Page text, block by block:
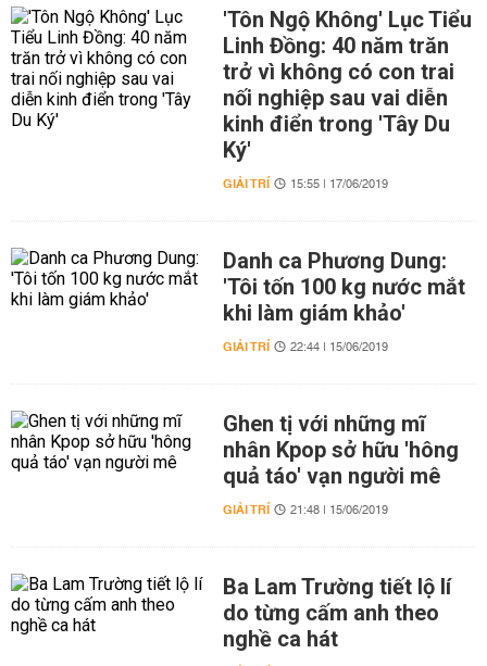
'Tôn Ngộ Không' Lục Tiểu
Linh Đồng: 40 năm trăn
trở vì không có con trai
nối nghiệp sau vai diễn
kinh điển trong 'Tây Du
Ký'
GIẢI TRÍ 15:55 | 17/06/2019
Danh ca Phương Dung:
'Tôi tốn 100 kg nước mắt
khi làm giám khảo'
GIẢI TRÍ 22:44 | 15/06/2019
Ghen tị với những mĩ
nhân Kpop sở hữu 'hông
quả táo' vạn người mê
GIẢI TRÍ 21:48 | 15/06/2019
Ba Lam Trường tiết lộ lí
do từng cấm anh theo
nghề ca hát